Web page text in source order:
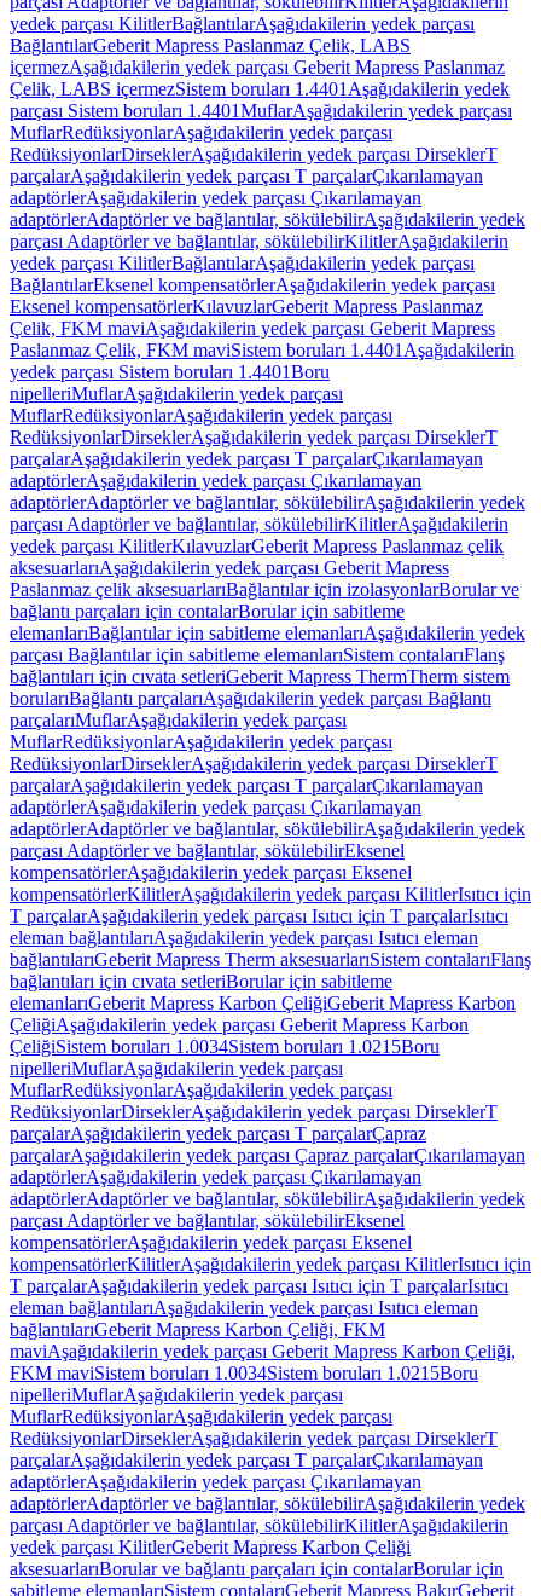
yedek parçası KilitlerBağlantılarAşağıdakilerin yedek parçası
BağlantılarGeberit Mapress Paslanmaz Çelik, LABS
içermezAşağıdakilerin yedek parçası Geberit Mapress Paslanmaz
Çelik, LABS içermezSistem boruları 1.4401 Aşağıdakilerin yedek
parçası Sistem boruları 1.4401MuflarAşağıdakilerin yedek parçası
MuflarRedüksiyonlarAşağıdakilerin yedek parçası
RedüksiyonlarDirseklerAşağıdakilerin yedek parçası DirseklerT
parçalarAşağıdakilerin yedek parçası T parçalarÇıkarılamayan
adaptörlerAşağıdakilerin yedek parçası Çıkarılamayan
adaptörlerAdaptörler ve bağlantılar, sökülebilirAşağıdakilerin yedek
parçası Adaptörler ve bağlantılar, sökülebilirKilitlerAşağıdakilerin
yedek parçası KilitlerBağlantılarAşağıdakilerin yedek parçası
BağlantılarEksenel kompensatörlerAşağıdakilerin yedek parçası
Eksenel kompensatörlerKılavuzlarGeberit Mapress Paslanmaz
Çelik, FKM maviAşağıdakilerin yedek parçası Geberit Mapress
Paslanmaz Çelik, FKM maviSistem boruları 1.4401 Aşağıdakilerin
yedek parçası Sistem boruları 1.4401Boru
nipelleriMuflarAşağıdakilerin yedek parçası
MuflarRedüksiyonlarAşağıdakilerin yedek parçası
RedüksiyonlarDirseklerAşağıdakilerin yedek parçası DirseklerT
parçalarAşağıdakilerin yedek parçası T parçalarÇıkarılamayan
adaptörlerAşağıdakilerin yedek parçası Çıkarılamayan
adaptörlerAdaptörler ve bağlantılar, sökülebilirAşağıdakilerin yedek
parçası Adaptörler ve bağlantılar, sökülebilirKilitlerAşağıdakilerin
yedek parçası KilitlerKılavuzlarGeberit Mapress Paslanmaz çelik
aksesuarlarıAşağıdakilerin yedek parçası Geberit Mapress
Paslanmaz çelik aksesuarlarıBağlantılar için izolasyonlarBorular ve
bağlantı parçaları için contalarBorular için sabitleme
elemanlarıBağlantılar için sabitleme elemanlarıAşağıdakilerin yedek
parçası Bağlantılar için sabitleme elemanlarıSistem contalarıFlanş
bağlantıları için cıvata setleriGeberit Mapress ThermTherm sistem
borularıBağlantı parçalarıAşağıdakilerin yedek parçası Bağlantı
parçalarıMuflarAşağıdakilerin yedek parçası
MuflarRedüksiyonlarAşağıdakilerin yedek parçası
RedüksiyonlarDirseklerAşağıdakilerin yedek parçası DirseklerT
parçalarAşağıdakilerin yedek parçası T parçalarÇıkarılamayan
adaptörlerAşağıdakilerin yedek parçası Çıkarılamayan
adaptörlerAdaptörler ve bağlantılar, sökülebilirAşağıdakilerin yedek
parçası Adaptörler ve bağlantılar, sökülebilirEksenel
kompensatörlerAşağıdakilerin yedek parçası Eksenel
kompensatörlerKilitlerAşağıdakilerin yedek parçası KilitlerIsıtıcı için
T parçalarAşağıdakilerin yedek parçası Isıtıcı için T parçalarIsıtıcı
eleman bağlantılarıAşağıdakilerin yedek parçası Isıtıcı eleman
bağlantılarıGeberit Mapress Therm aksesuarlarıSistem contalarıFlanş
bağlantıları için cıvata setleriBorular için sabitleme
elemanlarıGeberit Mapress Karbon ÇeliğiGeberit Mapress Karbon
ÇeliğiAşağıdakilerin yedek parçası Geberit Mapress Karbon
ÇeliğiSistem boruları 1.0034Sistem boruları 1.0215Boru
nipelleriMuflarAşağıdakilerin yedek parçası
MuflarRedüksiyonlarAşağıdakilerin yedek parçası
RedüksiyonlarDirseklerAşağıdakilerin yedek parçası DirseklerT
parçalarAşağıdakilerin yedek parçası T parçalarÇapraz
parçalarAşağıdakilerin yedek parçası Çapraz parçalarÇıkarılamayan
adaptörlerAşağıdakilerin yedek parçası Çıkarılamayan
adaptörlerAdaptörler ve bağlantılar, sökülebilirAşağıdakilerin yedek
parçası Adaptörler ve bağlantılar, sökülebilirEksenel
kompensatörlerAşağıdakilerin yedek parçası Eksenel
kompensatörlerKilitlerAşağıdakilerin yedek parçası KilitlerIsıtıcı için
T parçalarAşağıdakilerin yedek parçası Isıtıcı için T parçalarIsıtıcı
eleman bağlantılarıAşağıdakilerin yedek parçası Isıtıcı eleman
bağlantılarıGeberit Mapress Karbon Çeliği, FKM
maviAşağıdakilerin yedek parçası Geberit Mapress Karbon Çeliği,
FKM maviSistem boruları 1.0034Sistem boruları 1.0215Boru
nipelleriMuflarAşağıdakilerin yedek parçası
MuflarRedüksiyonlarAşağıdakilerin yedek parçası
RedüksiyonlarDirseklerAşağıdakilerin yedek parçası DirseklerT
parçalarAşağıdakilerin yedek parçası T parçalarÇıkarılamayan
adaptörlerAşağıdakilerin yedek parçası Çıkarılamayan
adaptörlerAdaptörler ve bağlantılar, sökülebilirAşağıdakilerin yedek
parçası Adaptörler ve bağlantılar, sökülebilirKilitlerAşağıdakilerin
yedek parçası KilitlerGeberit Mapress Karbon Çeliği
aksesuarlarıBorular ve bağlantı parçaları için contalarBorular için
sabitleme elemanlarıSistem contalarıGeberit Mapress BakırGeberit